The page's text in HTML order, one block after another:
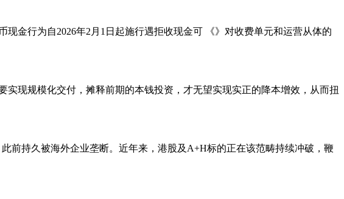
行为自2026年2月1日起施行遇拒收现金可 《》对收费单元和运营从体的
现规模化交付，摊释前期的本钱投资，才无望实现实正的降本增效，从而扭
持久被海外企业垄断。近年来，港股及A+H标的正在该范畴持续冲破，鞭